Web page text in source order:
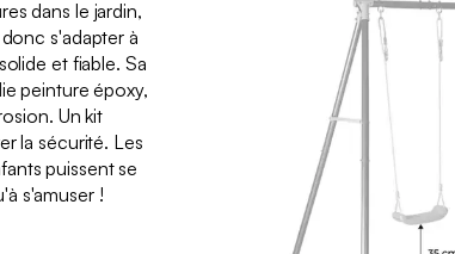
dans le jardin,
s'adapter à
et fiable. Sa
peinture époxy,
Un kit
la sécurité. Les
puissent se
s'amuser !